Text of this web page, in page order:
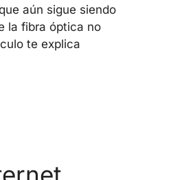
aún sigue siendo
la fibra óptica no
te explica